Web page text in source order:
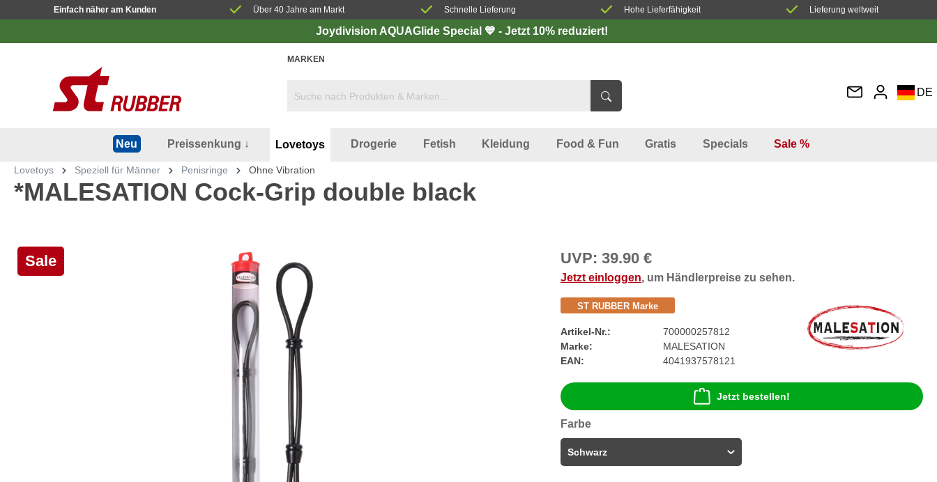
Einfach näher am Kunden Über 40 Jahre am Markt Schnelle Lieferung Hohe Lieferfähigkeit Lieferung weltweit
Joydivision AQUAGlide Special 💙 - Jetzt 10% reduziert!
MARKEN
DE
Neu Preissenkung ↓ Lovetoys Drogerie Fetish Kleidung Food & Fun Gratis Specials Sale %
Lovetoys Speziell für Männer Penisringe Ohne Vibration
*MALESATION Cock-Grip double black
Sale UVP: 39.90 €
Jetzt einloggen, um Händlerpreise zu sehen.
ST RUBBER Marke
Artikel-Nr.:
700000257812
Marke:
MALESATION
EAN:
4041937578121
Jetzt bestellen!
Farbe